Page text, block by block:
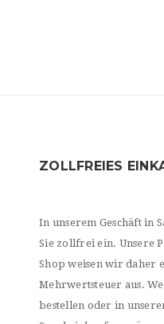
ZOLLFREIES
In unserem Geschäft in
Sie zollfrei ein. Unsere
Shop weisen wir daher
Mehrwertsteuer aus.
bestellen oder in